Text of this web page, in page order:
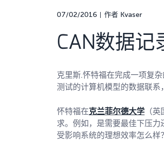
07/02/2016 作者 Kvaser
CAN数据
克里斯.怀特福在完成一项复
测试的计算机模型的数据联系
怀特福在克兰菲尔德大学 （
求。例如，是需要最佳下压力
受影响系统的理想效率怎么样？